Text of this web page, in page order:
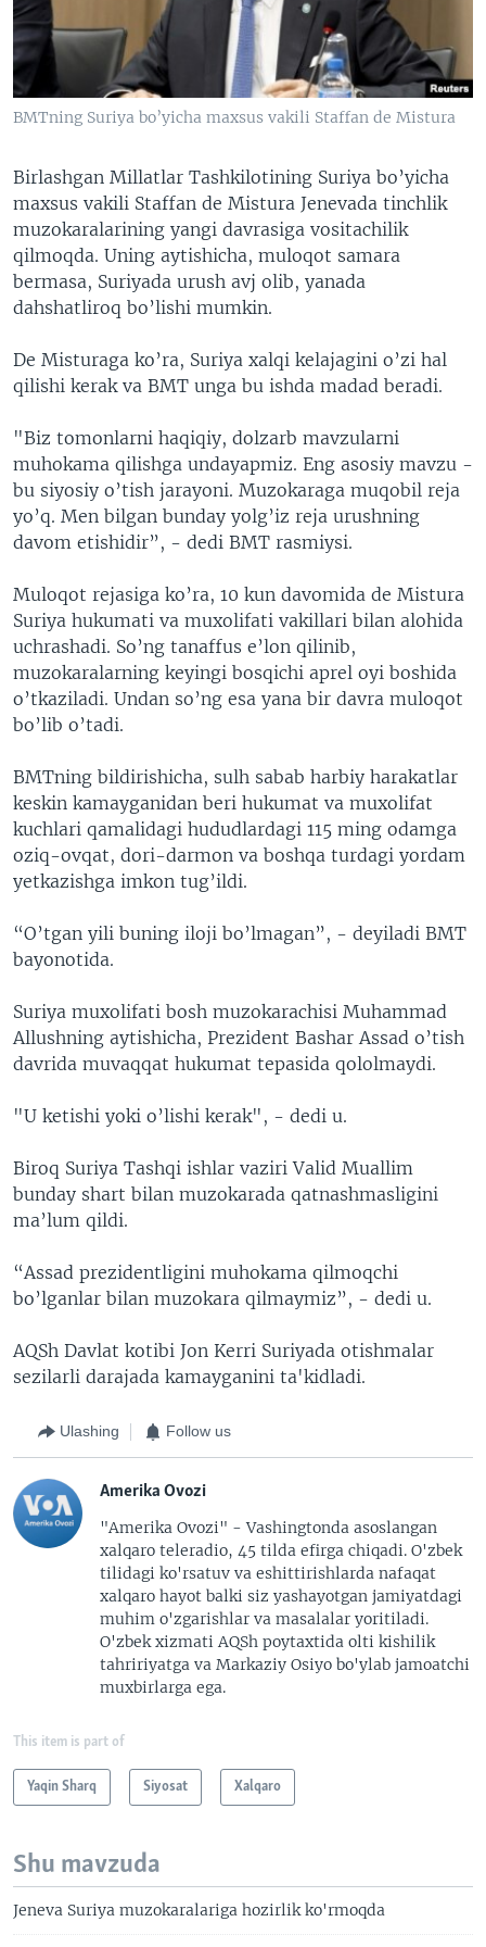
VIDEO
XABARLAR SURATLARDA
ODNOKLASSNIKI
TELEGRAM
TWITTER
BMTning Suriya bo’yicha maxsus vakili Staffan de Mistura
Birlashgan Millatlar Tashkilotining Suriya bo’yicha
maxsus vakili Staffan de Mistura Jenevada tinchlik
muzokaralarining yangi davrasiga vositachilik
qilmoqda. Uning aytishicha, muloqot samara
bermasa, Suriyada urush avj olib, yanada
dahshatliroq bo’lishi mumkin.
De Misturaga ko’ra, Suriya xalqi kelajagini o’zi hal
qilishi kerak va BMT unga bu ishda madad beradi.
"Biz tomonlarni haqiqiy, dolzarb mavzularni
muhokama qilishga undayapmiz. Eng asosiy mavzu -
bu siyosiy o’tish jarayoni. Muzokaraga muqobil reja
yo’q. Men bilgan bunday yolg’iz reja urushning
davom etishidir”, - dedi BMT rasmiysi.
Muloqot rejasiga ko’ra, 10 kun davomida de Mistura
Suriya hukumati va muxolifati vakillari bilan alohida
uchrashadi. So’ng tanaffus e’lon qilinib,
muzokaralarning keyingi bosqichi aprel oyi boshida
o’tkaziladi. Undan so’ng esa yana bir davra muloqot
bo’lib o’tadi.
BMTning bildirishicha, sulh sabab harbiy harakatlar
keskin kamayganidan beri hukumat va muxolifat
kuchlari qamalidagi hududlardagi 115 ming odamga
oziq-ovqat, dori-darmon va boshqa turdagi yordam
yetkazishga imkon tug’ildi.
“O’tgan yili buning iloji bo’lmagan”, - deyiladi BMT
bayonotida.
Suriya muxolifati bosh muzokarachisi Muhammad
Allushning aytishicha, Prezident Bashar Assad o’tish
davrida muvaqqat hukumat tepasida qololmaydi.
"U ketishi yoki o’lishi kerak", - dedi u.
Biroq Suriya Tashqi ishlar vaziri Valid Muallim
bunday shart bilan muzokarada qatnashmasligini
ma’lum qildi.
“Assad prezidentligini muhokama qilmoqchi
bo’lganlar bilan muzokara qilmaymiz”, - dedi u.
AQSh Davlat kotibi Jon Kerri Suriyada otishmalar
sezilarli darajada kamayganini ta'kidladi.
Ulashing Follow us
Amerika Ovozi
"Amerika Ovozi" - Vashingtonda asoslangan
xalqaro teleradio, 45 tilda efirga chiqadi. O'zbek
tilidagi ko'rsatuv va eshittirishlarda nafaqat
xalqaro hayot balki siz yashayotgan jamiyatdagi
muhim o'zgarishlar va masalalar yoritiladi.
O'zbek xizmati AQSh poytaxtida olti kishilik
tahririyatga va Markaziy Osiyo bo'ylab jamoatchi
muxbirlarga ega.
This item is part of
Yaqin Sharq Siyosat Xalqaro
Shu mavzuda
Jeneva Suriya muzokaralariga hozirlik ko'rmoqda